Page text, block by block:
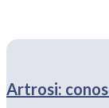
Artrosi: